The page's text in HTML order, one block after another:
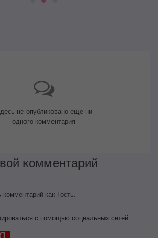
не опубликовано еще ни
одного комментария
комментарий
комментарий как Гость.
с помощью социальных сетей: